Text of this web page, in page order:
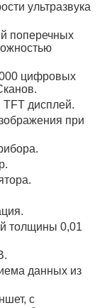
ультразвука
поперечных
цифровых
дисплей.
при
толщины 0,01
данных из
с